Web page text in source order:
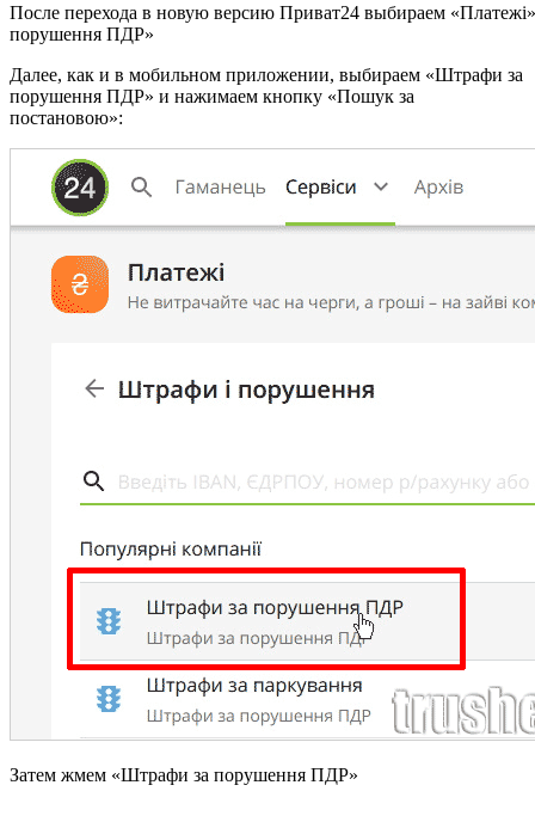
После перехода в новую версию Приват24 выбираем
порушення ПДР»
Далее, как и в мобильном приложении, выбираем «Штрафи за
порушення ПДР» и нажимаем кнопку «Пошук за
постановою»:
Затем жмем «Штрафи за порушення ПДР»